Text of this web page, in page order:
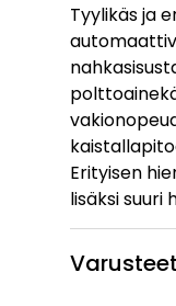
Tyylikäs ja
Erityisen
lisäksi suuri
Varusteet